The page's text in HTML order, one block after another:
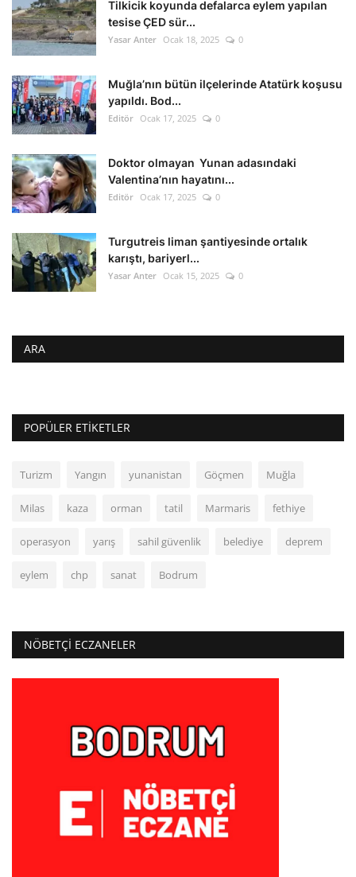
Tilkicik koyunda defalarca eylem yapılan
tesise ÇED sür...
Yasar Anter Ocak 18, 2025 0
Muğla’nın bütün ilçelerinde Atatürk koşusu
yapıldı. Bod...
Editör Ocak 17, 2025 0
Doktor olmayan Yunan adasındaki
Valentina’nın hayatını...
Editör Ocak 17, 2025 0
Turgutreis liman şantiyesinde ortalık
karıştı, bariyerl...
Yasar Anter Ocak 15, 2025 0
ARA
POPÜLER ETIKETLER
Turizm Yangın yunanistan Göçmen Muğla
Milas kaza orman tatil Marmaris fethiye
operasyon yarış sahil güvenlik belediye deprem
eylem chp sanat Bodrum
NÖBETÇI ECZANELER